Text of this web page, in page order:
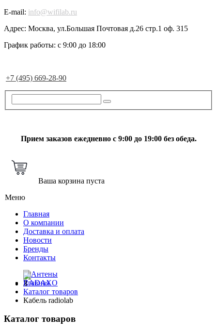
E-mail: info@wifilab.ru
Адрес: Москва, ул.Большая Почтовая д.26 стр.1 оф. 315
График работы: с 9:00 до 18:00
+7 (495) 669-28-90
Прием заказов ежедневно с 9:00 до 19:00 без обеда.
Ваша корзина пуста
Меню
Главная
О компании
Доставка и оплата
Новости
Бренды
Контакты
Главная
Каталог товаров
Кабель radiolab
Каталог товаров